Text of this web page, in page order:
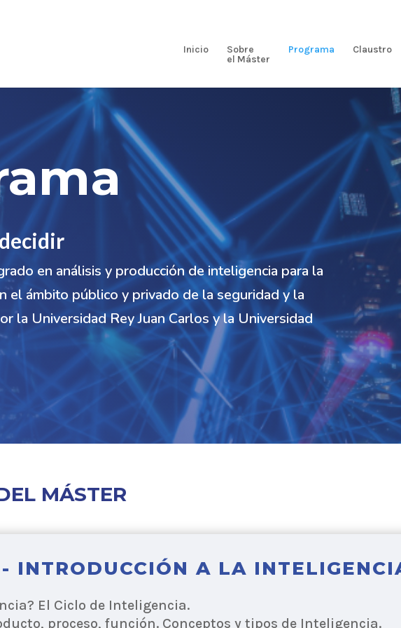
Inicio
Sobre
el Máster
Programa Claustro
en análisis y producción de inteligencia para la
el ámbito público y privado de la seguridad y la
la Universidad Rey Juan Carlos y la Universidad
MÁSTER
INTRODUCCIÓN A LA
El Ciclo de Inteligencia.
proceso, función. Conceptos y tipos de Inteligencia.